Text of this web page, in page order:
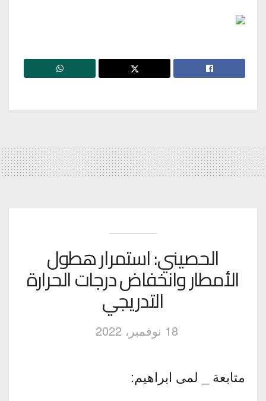
الحصيني: استمرار هطول
الأمطار وانخفاض درجات الحرارة
التدريجي
18 نوفمبر، 2022
متابعة _ لمى ابراهيم: